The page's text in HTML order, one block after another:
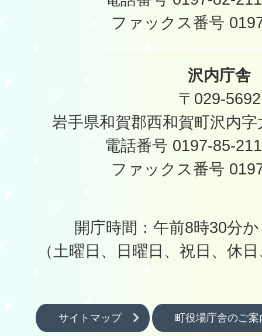
ファックス番号
沢内庁舎
〒029-5692
岩手県和賀郡西和賀町沢内
電話番号 0197-85-
ファックス番号
開庁時間：午前8時30分
（土曜日、日曜日、祝日、休
サイトマップ 町役場庁舎のご案